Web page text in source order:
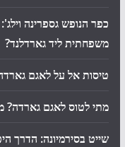
כפר הנופש גספרינה
משפחתית ליד גארדלנד?
טיסות אל על לאגם
מתי לטוס לאגם גארדה?
שייט בסירמיונה: הדרך